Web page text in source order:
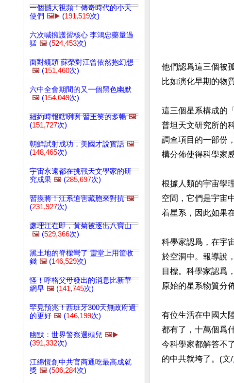
一個撼人視頻！傳奇時代的小天
使們 🖼️▶️ (191,519次)
六次喊擁護習核心 李鴻忠藥量過
猛 🖼️ (524,453次)
面對鏡頭 蘇榮對江曾依然抱幻想
🖼️ (151,460次)
六中全會期間的又一個黑色幽默
🖼️ (154,049次)
紐約時報瞎咧咧 習王笑的多暢 🖼️
(151,727次)
朝鮮試射成功，美國才說實話 🖼️
(148,465次)
宇宙永遠都在挑戰天文學家的研
究成果 🖼️ (285,697次)
習換將！江系迫害藏胞來對抗 🖼️
(231,927次)
處理江在即，黃菊被逐出八寶山
🖼️ (529,366次)
黑土地的脊樑彎了 靈堂上用筐收
錢 🖼️ (146,529次)
怪！呼格父母發出的消息比新華
網早 🖼️ (141,745次)
罕見預兆！西班牙300天無政府過
的更好 🖼️ (146,199次)
幽默：世界警察選頭兒 🖼️▶️
(391,332次)
江綿恆創中共官商通吃最高成就
獎 🖼️ (506,284次)
他們認爲這三個被
比如演化早期的物
這三個星系構成的
普坦天文研究所的
調查項目的一部份
構分佈使得科學家
根據人類的宇宙學
空間，它們是宇宙
着星系，因此如果
科學家認爲，在宇
於空洞中。報導說
目標。科學家認爲
原始的星系物質分
有位生活在中國大
都有了，十萬個爲
今科學家都解答不
的中共就垮了。(文/